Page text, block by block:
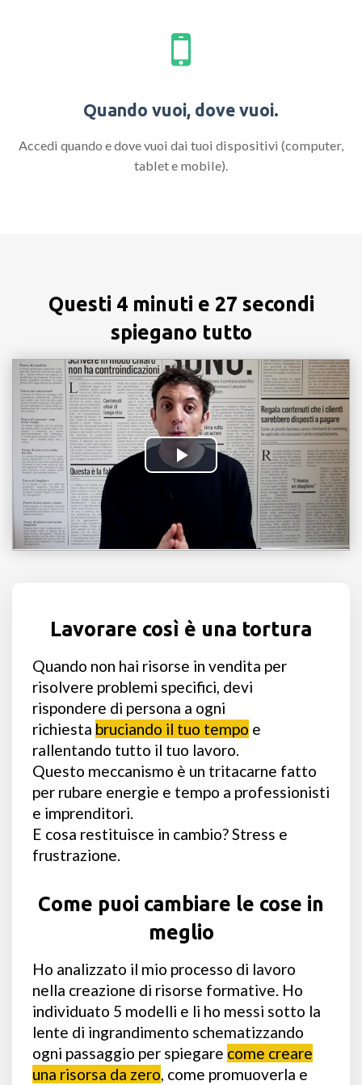
Quando vuoi, dove vuoi.
Accedi quando e dove vuoi dai tuoi dispositivi (computer,
tablet e mobile).
Questi 4 minuti e 27 secondi
spiegano tutto
Lavorare così è una tortura
Quando non hai risorse in vendita per
risolvere problemi specifici, devi
rispondere di persona a ogni
richiesta bruciando il tuo tempo e
rallentando tutto il tuo lavoro.
Questo meccanismo è un tritacarne fatto
per rubare energie e tempo a professionisti
e imprenditori.
E cosa restituisce in cambio? Stress e
frustrazione.
Come puoi cambiare le cose in
meglio
Ho analizzato il mio processo di lavoro
nella creazione di risorse formative. Ho
individuato 5 modelli e li ho messi sotto la
lente di ingrandimento schematizzando
ogni passaggio per spiegare come creare
una risorsa da zero, come promuoverla e